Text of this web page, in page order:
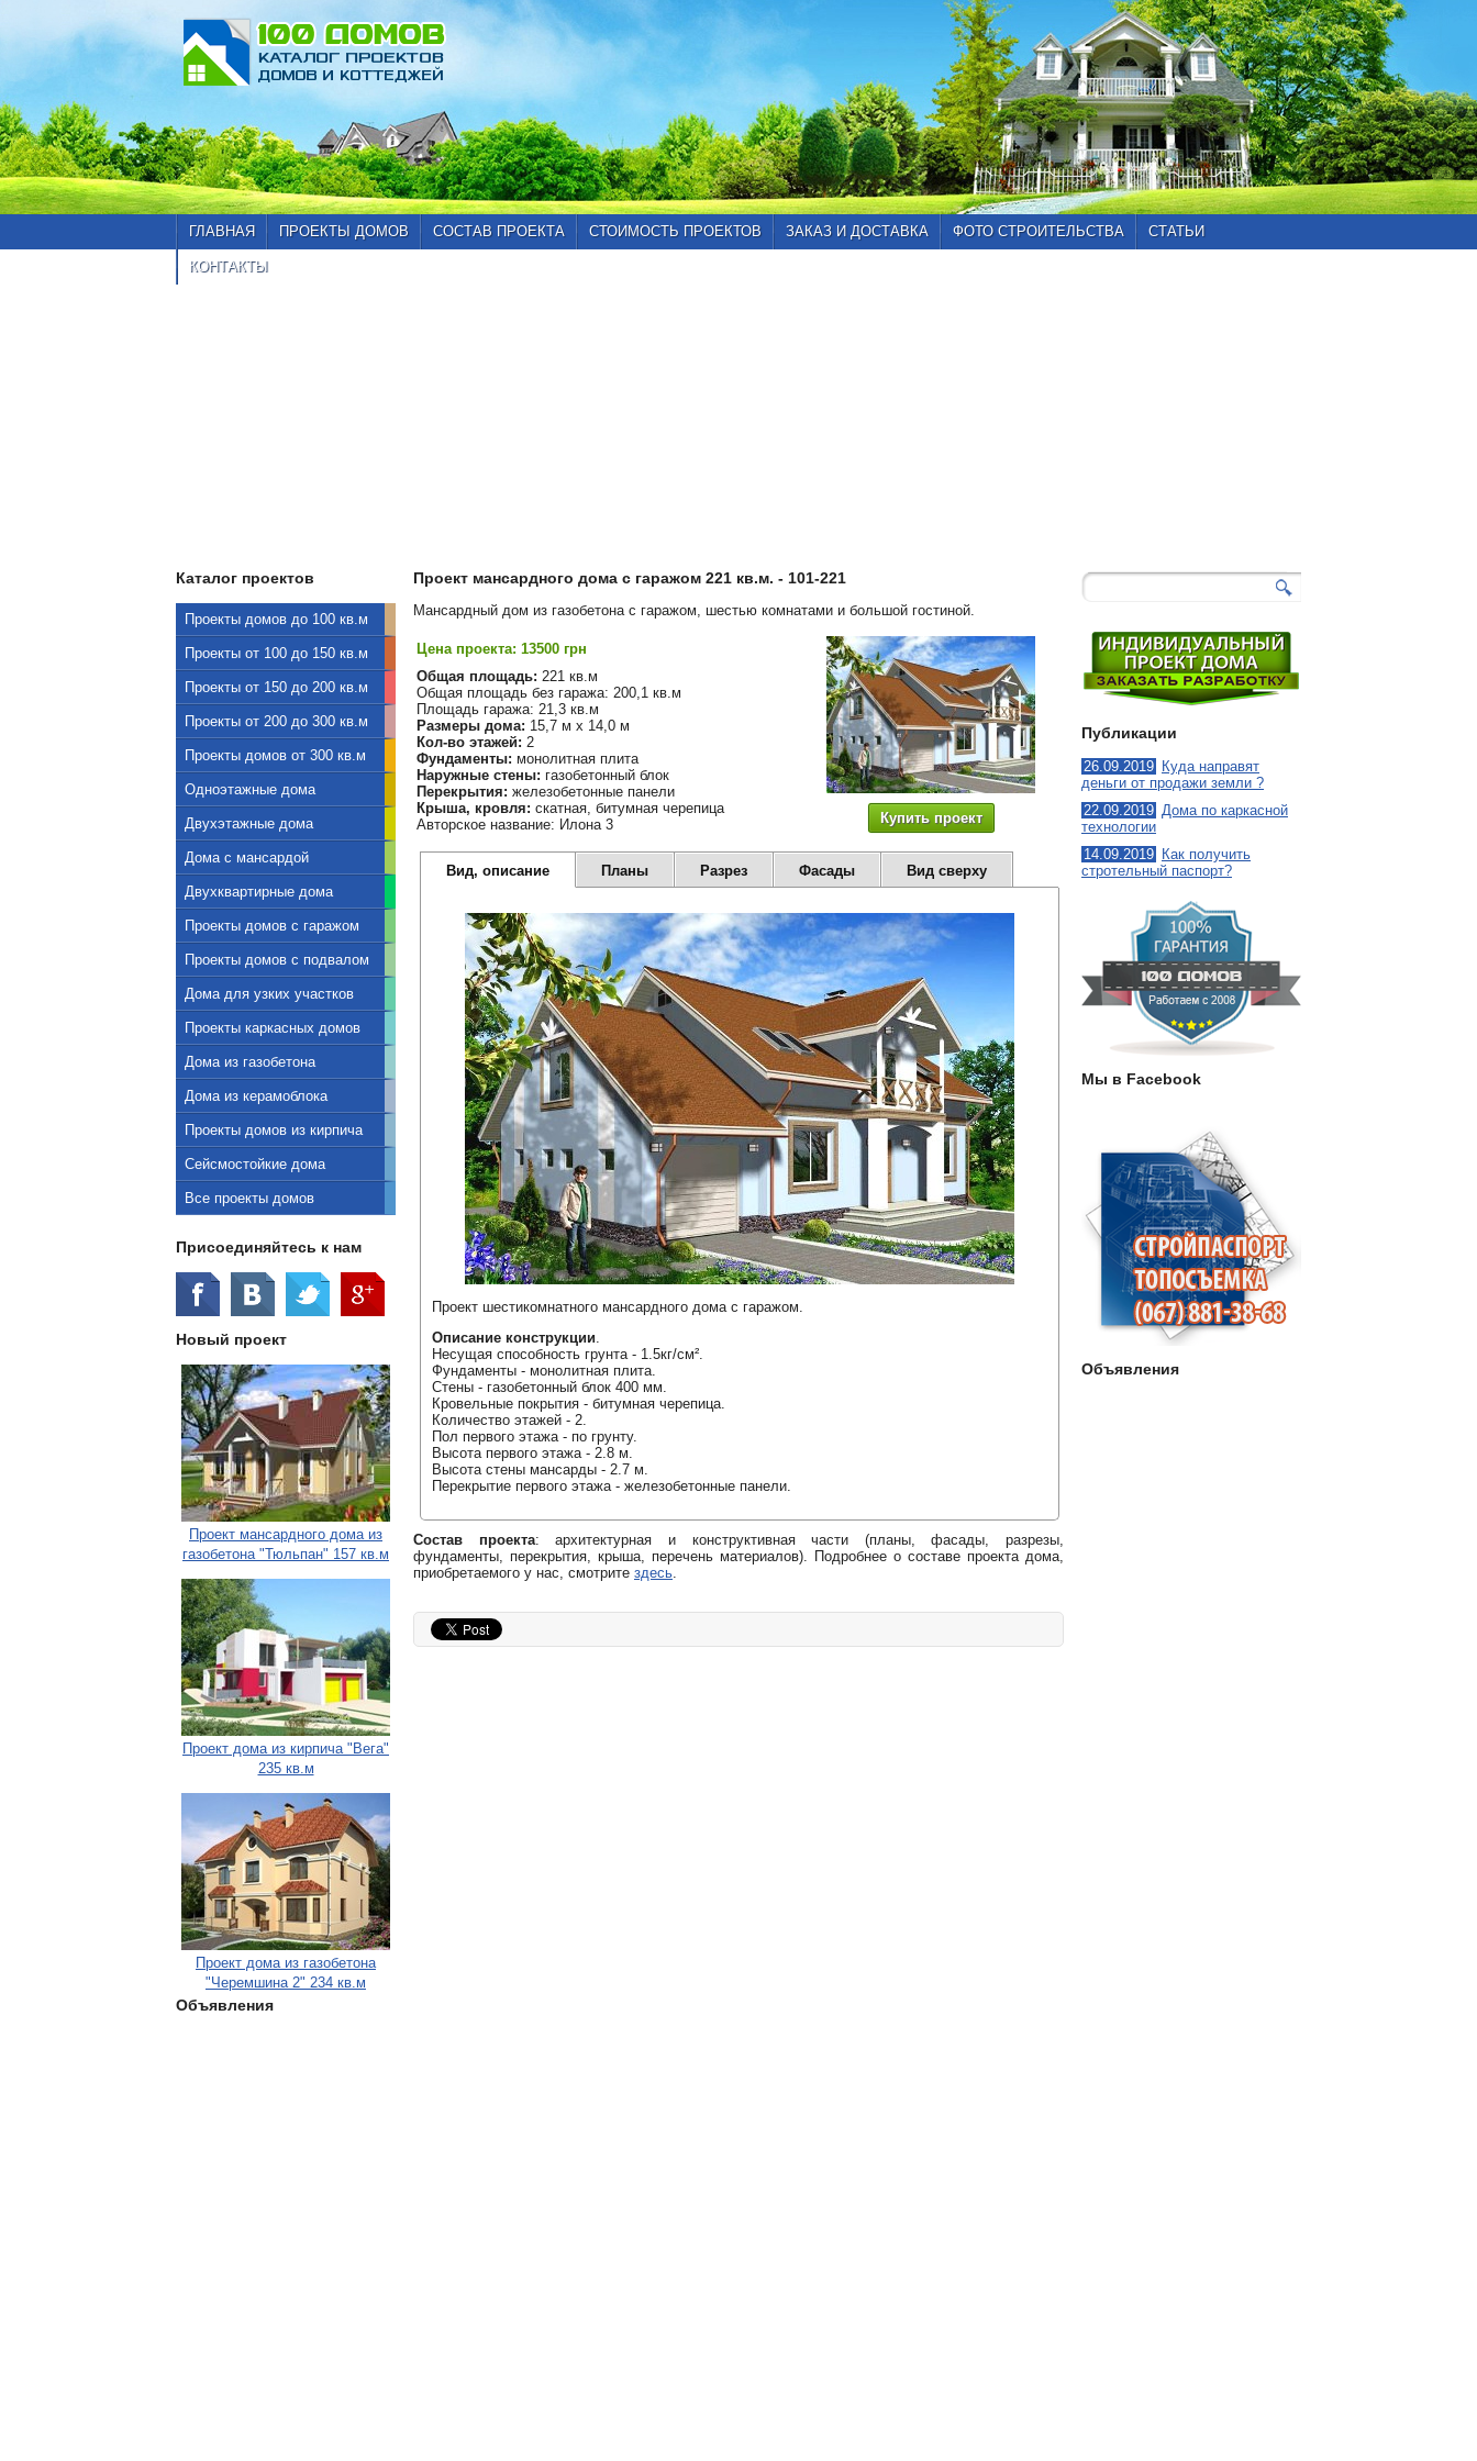
ГЛАВНАЯ ПРОЕКТЫ ДОМОВ СОСТАВ ПРОЕКТА СТОИМОСТЬ ПРОЕКТОВ ЗАКАЗ И ДОСТАВКА ФОТО СТРОИТЕЛЬСТВА СТАТЬИ
КОНТАКТЫ
Каталог проектов
Проекты домов до 100 кв.м
Проекты от 100 до 150 кв.м
Проекты от 150 до 200 кв.м
Проекты от 200 до 300 кв.м
Проекты домов от 300 кв.м
Одноэтажные дома
Двухэтажные дома
Дома с мансардой
Двухквартирные дома
Проекты домов с гаражом
Проекты домов с подвалом
Дома для узких участков
Проекты каркасных домов
Дома из газобетона
Дома из керамоблока
Проекты домов из кирпича
Сейсмостойкие дома
Все проекты домов
Присоединяйтесь к нам
Новый проект
Проект мансардного дома из
газобетона "Тюльпан" 157 кв.м
Проект дома из кирпича "Вега"
235 кв.м
Проект дома из газобетона
"Черемшина 2" 234 кв.м
Объявления
Публикации
26.09.2019 Куда направят
деньги от продажи земли ?
22.09.2019 Дома по каркасной
технологии
14.09.2019 Как получить
стротельный паспорт?
Мы в Facebook
Объявления
Проект мансардного дома с гаражом 221 кв.м. - 101-221
Мансардный дом из газобетона с гаражом, шестью комнатами и большой гостиной.
Цена проекта: 13500 грн
Общая площадь: 221 кв.м
Общая площадь без гаража: 200,1 кв.м
Площадь гаража: 21,3 кв.м
Размеры дома: 15,7 м х 14,0 м
Кол-во этажей: 2
Фундаменты: монолитная плита
Наружные стены: газобетонный блок
Перекрытия: железобетонные панели
Крыша, кровля: скатная, битумная черепица
Авторское название: Илона 3
Купить проект
Вид, описание Планы Разрез Фасады Вид сверху
Проект шестикомнатного мансардного дома с гаражом.
Описание конструкции.
Несущая способность грунта - 1.5кг/см².
Фундаменты - монолитная плита.
Стены - газобетонный блок 400 мм.
Кровельные покрытия - битумная черепица.
Количество этажей - 2.
Пол первого этажа - по грунту.
Высота первого этажа - 2.8 м.
Высота стены мансарды - 2.7 м.
Перекрытие первого этажа - железобетонные панели.
Состав проекта: архитектурная и конструктивная части (планы, фасады, разрезы,
фундаменты, перекрытия, крыша, перечень материалов). Подробнее о составе проекта дома,
приобретаемого у нас, смотрите здесь.